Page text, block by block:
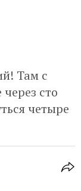
Там с
сто
четыре